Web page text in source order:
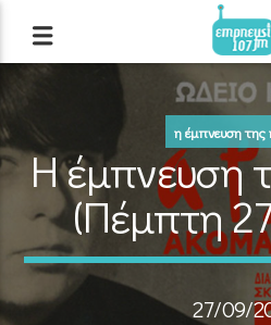
η έμπνευση της
Η έμπνευση
(Πέμπτη
27/09/